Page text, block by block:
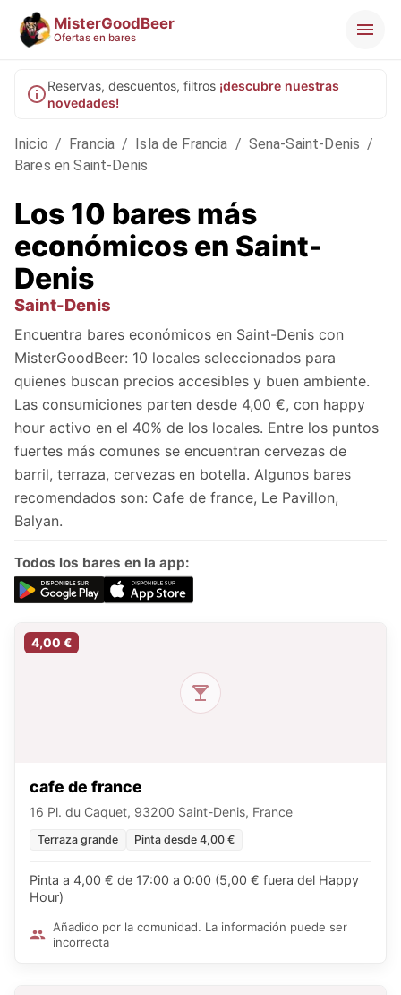
MisterGoodBeer
Ofertas en bares
Reservas, descuentos, filtros ¡descubre nuestras
novedades!
Inicio / Francia / Isla de Francia / Sena-Saint-Denis /
Bares en Saint-Denis
Los 10 bares más
económicos en Saint-
Denis
Saint-Denis
Encuentra bares económicos en Saint-Denis con
MisterGoodBeer: 10 locales seleccionados para
quienes buscan precios accesibles y buen ambiente.
Las consumiciones parten desde 4,00 €, con happy
hour activo en el 40% de los locales. Entre los puntos
fuertes más comunes se encuentran cervezas de
barril, terraza, cervezas en botella. Algunos bares
recomendados son: Cafe de france, Le Pavillon,
Balyan.
Todos los bares en la app:
4,00 €
cafe de france
16 Pl. du Caquet, 93200 Saint-Denis, France
Terraza grande Pinta desde 4,00 €
Pinta a 4,00 € de 17:00 a 0:00 (5,00 € fuera del Happy
Hour)
Añadido por la comunidad. La información puede ser
incorrecta